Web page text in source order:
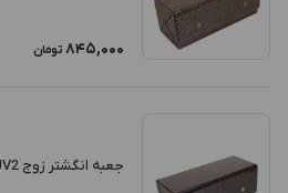
845,000 تومان
جعبه انگشتر زوج UEP2 PUV2